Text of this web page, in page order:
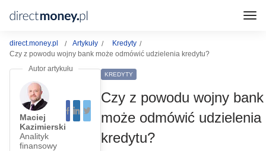
direct.money.pl Artykuły
Kredyty
Czy z powodu wojny bank może odmówić udzielenia kredytu?
Maciej
Kazimierski
Analityk
finansowy
KREDYTY
Czy z powodu wojny bank
może odmówić udzielenia
kredytu?